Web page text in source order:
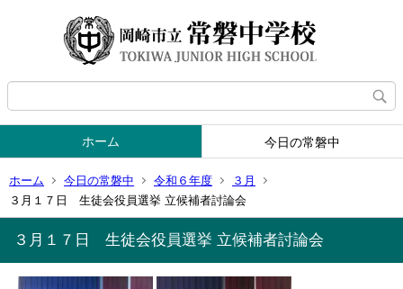
ホーム 今日の常磐中
ホーム 今日の常磐中 令和６年度
３月
３月１７日 生徒会役員選挙 立候補者討論会
３月１７日 生徒会役員選挙 立候補者討論会